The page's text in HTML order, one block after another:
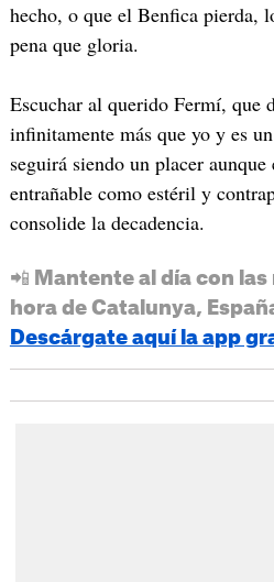
hecho, o que el Benfica pierda,
pena que gloria.
Escuchar al querido Fermí, que
infinitamente más que yo y es
seguirá siendo un placer
entrañable como estéril y
consolide la decadencia.
📲 Mantente al día con
hora de Catalunya,
Descárgate aquí la app